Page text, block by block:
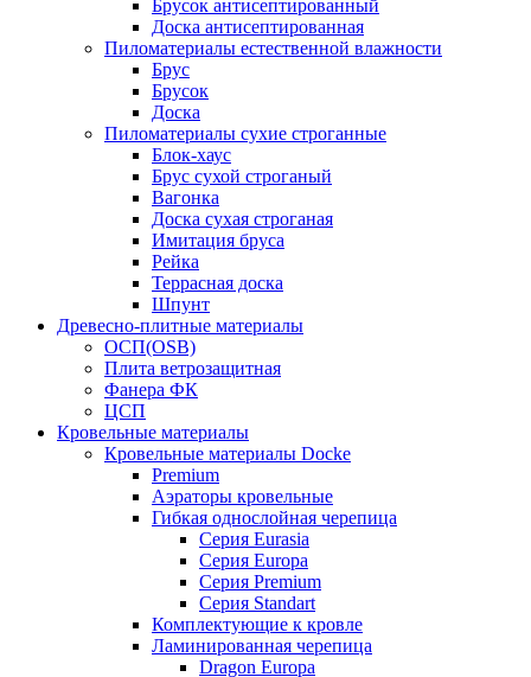
Брусок антисептированный
Доска антисептированная
Пиломатериалы естественной влажности
Брус
Брусок
Доска
Пиломатериалы сухие строганные
Блок-хаус
Брус сухой строганый
Вагонка
Доска сухая строганая
Имитация бруса
Рейка
Террасная доска
Шпунт
Древесно-плитные материалы
ОСП(OSB)
Плита ветрозащитная
Фанера ФК
ЦСП
Кровельные материалы
Кровельные материалы Docke
Premium
Аэраторы кровельные
Гибкая однослойная черепица
Серия Eurasia
Серия Europa
Серия Premium
Серия Standart
Комплектующие к кровле
Ламинированная черепица
Dragon Europa